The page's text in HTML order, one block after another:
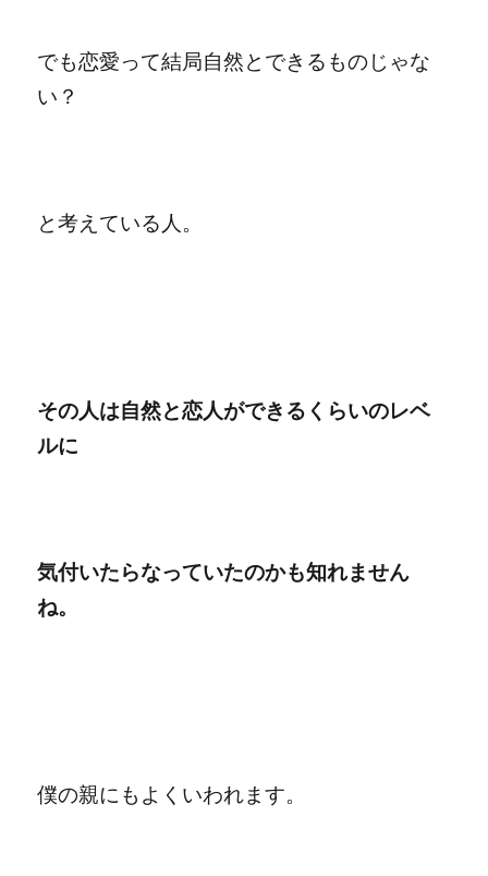
でも恋愛って結局自然とできるものじゃな
い？
と考えている人。
その人は自然と恋人ができるくらいのレベ
ルに
気付いたらなっていたのかも知れません
ね。
僕の親にもよくいわれます。